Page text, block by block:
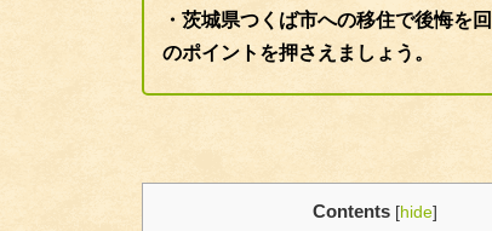
・茨城県つくば市への移住で後悔を
のポイントを押さえましょう。
Contents [hide]